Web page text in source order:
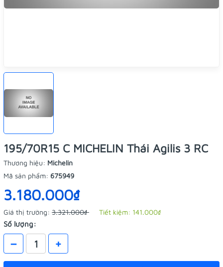
195/70R15 C MICHELIN Thái Agilis 3 RC
Thương hiệu: Michelin
Mã sản phẩm: 675949
3.180.000₫
Giá thị trường: 3.321.000₫ Tiết kiệm: 141.000₫
Số lượng:
– +